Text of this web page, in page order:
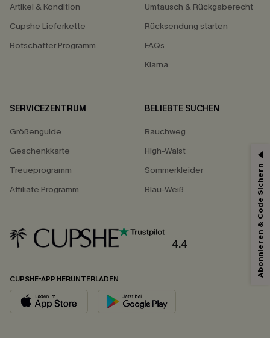
Artikel & Kondition
Cupshe Lieferkette
Botschafter Programm
Umtausch & Rückgaberecht
Rücksendung starten
FAQs
Klarna
SERVICEZENTRUM
Größenguide
Geschenkkarte
Treueprogramm
Affiliate Programm
BELIEBTE SUCHEN
Bauchweg
High-Waist
Sommerkleider
Blau-Weiß
4.4
CUPSHE-APP HERUNTERLADEN
Abonnieren & Code Sichern